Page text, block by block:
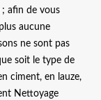
; afin de vous
aucune
ne sont pas
soit le type de
ciment, en lauze,
Nettoyage